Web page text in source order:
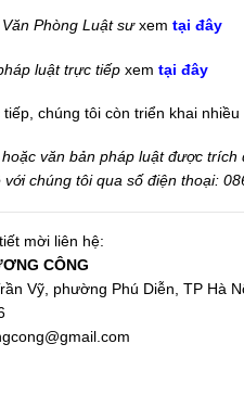
Phòng Luật sưxem tại đây
luật trực tiếp xem tại đây
chúng tôi còn triển khai
văn bản pháp luật được
chúng tôi qua số điện thoại:
mời liên hệ:
CÔNG
Vỹ, phường Phú Diễn, TP Hà